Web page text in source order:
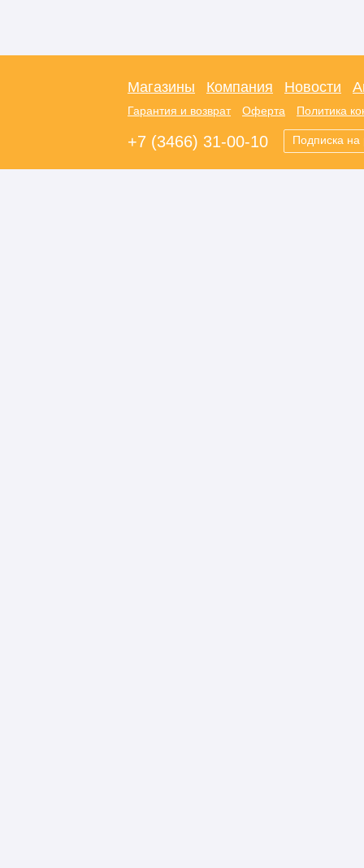
Магазины Компания Новости
Гарантия и возврат Оферта Политика
+7 (3466) 31-00-10 Подписка на